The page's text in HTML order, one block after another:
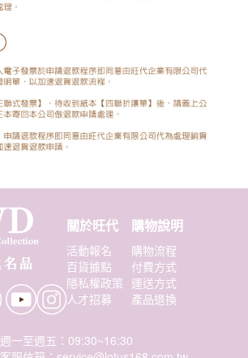
關於旺代
活動報名
百貨據點
隱私權政策
人才招募
購物說明
購物流程
付費方式
運送方式
產品退換
週一至週五：09:30~16:30